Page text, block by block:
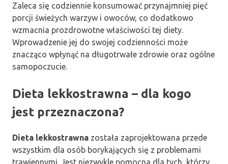
Zaleca się codziennie konsumować przynajmniej pięć
porcji świeżych warzyw i owoców, co dodatkowo
wzmacnia prozdrowotne właściwości tej diety.
Wprowadzenie jej do swojej codzienności może
znacząco wpłynąć na długotrwałe zdrowie oraz ogólne
samopoczucie.
Dieta lekkostrawna – dla kogo
jest przeznaczona?
Dieta lekkostrawna została zaprojektowana przede
wszystkim dla osób borykających się z problemami
trawiennymi. Jest niezwykle pomocna dla tych, którzy